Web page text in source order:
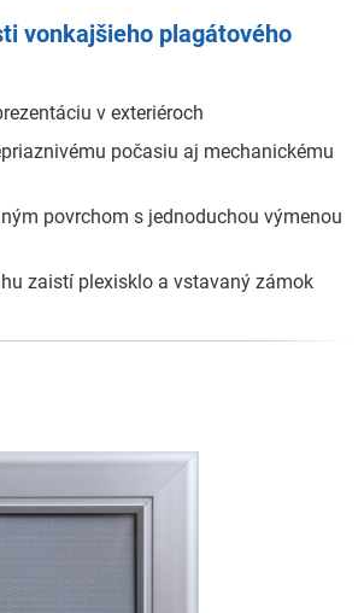
vonkajšieho plagátového
v exteriéroch
počasiu aj mechanickému
povrchom s jednoduchou výmenou
zaistí plexisklo a vstavaný zámok